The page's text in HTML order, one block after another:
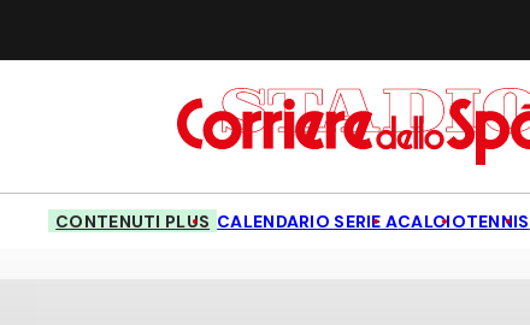
CONTENUTI PLUS CALENDARIO SERIE ACALCIOTENNIS